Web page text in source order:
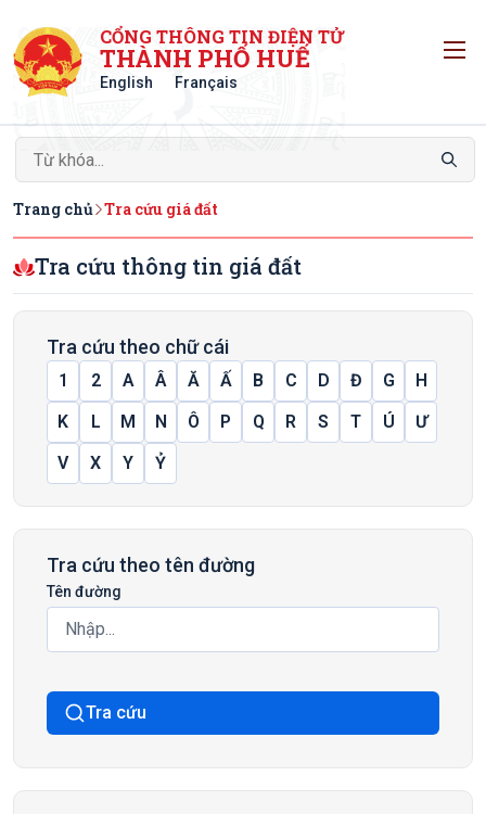
CỔNG THÔNG TIN ĐIỆN TỬ
THÀNH PHỐ HUẾ
English Français
Trang chủ Tra cứu giá đất
Tra cứu thông tin giá đất
Tra cứu theo chữ cái
1 2 A Â Ă Ấ B C D Đ G
H
K
L M N Ô P Q R S T Ú
Ư
V
X Y Ỷ
Tra cứu theo tên đường
Tên đường
Tra cứu